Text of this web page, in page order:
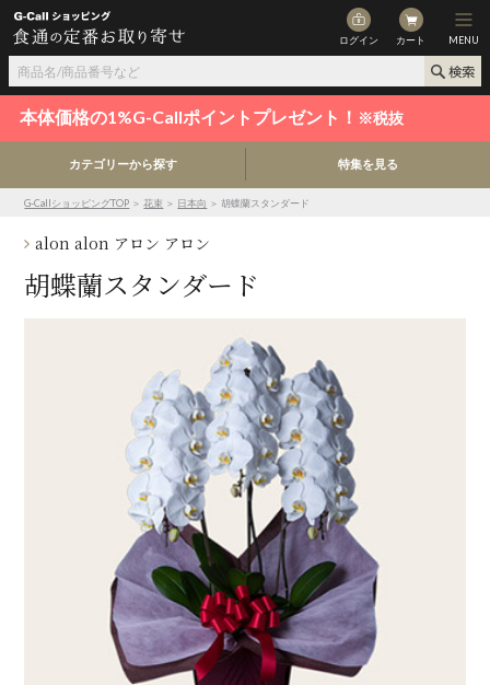
ログイン カート MENU
本体価格の1%G-Callポイントプレゼント！ ※税抜
カテゴリーから探す 特集を見る
G-CallショッピングTOP ＞花束 ＞ 日本向 ＞ 胡蝶蘭スタンダード
alon alon アロン アロン
胡蝶蘭スタンダード